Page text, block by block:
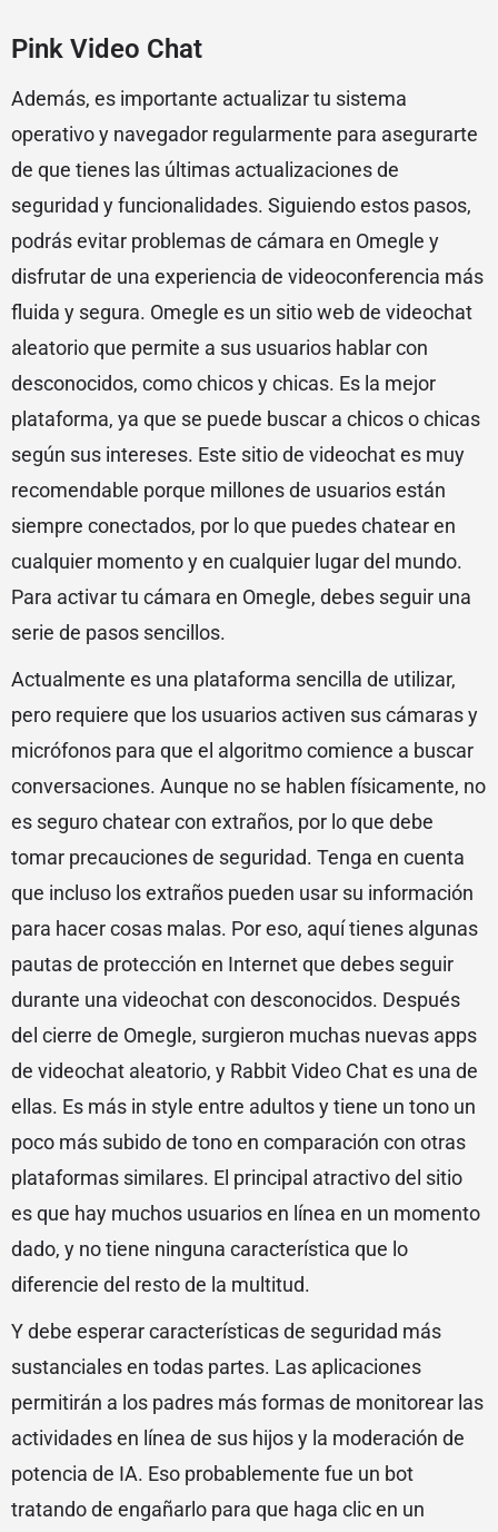
Pink Video Chat
Además, es importante actualizar tu sistema
operativo y navegador regularmente para asegurarte
de que tienes las últimas actualizaciones de
seguridad y funcionalidades. Siguiendo estos pasos,
podrás evitar problemas de cámara en Omegle y
disfrutar de una experiencia de videoconferencia más
fluida y segura. Omegle es un sitio web de videochat
aleatorio que permite a sus usuarios hablar con
desconocidos, como chicos y chicas. Es la mejor
plataforma, ya que se puede buscar a chicos o chicas
según sus intereses. Este sitio de videochat es muy
recomendable porque millones de usuarios están
siempre conectados, por lo que puedes chatear en
cualquier momento y en cualquier lugar del mundo.
Para activar tu cámara en Omegle, debes seguir una
serie de pasos sencillos.
Actualmente es una plataforma sencilla de utilizar,
pero requiere que los usuarios activen sus cámaras y
micrófonos para que el algoritmo comience a buscar
conversaciones. Aunque no se hablen físicamente, no
es seguro chatear con extraños, por lo que debe
tomar precauciones de seguridad. Tenga en cuenta
que incluso los extraños pueden usar su información
para hacer cosas malas. Por eso, aquí tienes algunas
pautas de protección en Internet que debes seguir
durante una videochat con desconocidos. Después
del cierre de Omegle, surgieron muchas nuevas apps
de videochat aleatorio, y Rabbit Video Chat es una de
ellas. Es más in style entre adultos y tiene un tono un
poco más subido de tono en comparación con otras
plataformas similares. El principal atractivo del sitio
es que hay muchos usuarios en línea en un momento
dado, y no tiene ninguna característica que lo
diferencie del resto de la multitud.
Y debe esperar características de seguridad más
sustanciales en todas partes. Las aplicaciones
permitirán a los padres más formas de monitorear las
actividades en línea de sus hijos y la moderación de
potencia de IA. Eso probablemente fue un bot
tratando de engañarlo para que haga clic en un